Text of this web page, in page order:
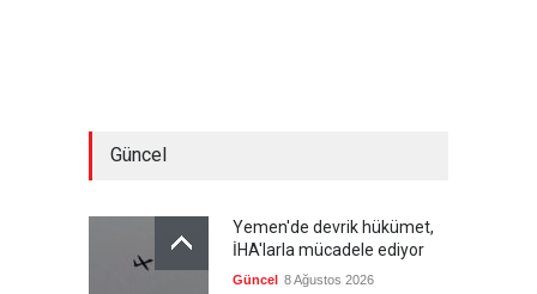
Güncel
Yemen'de devrik hükümet,
İHA'larla mücadele ediyor
Güncel 8 Ağustos 2026